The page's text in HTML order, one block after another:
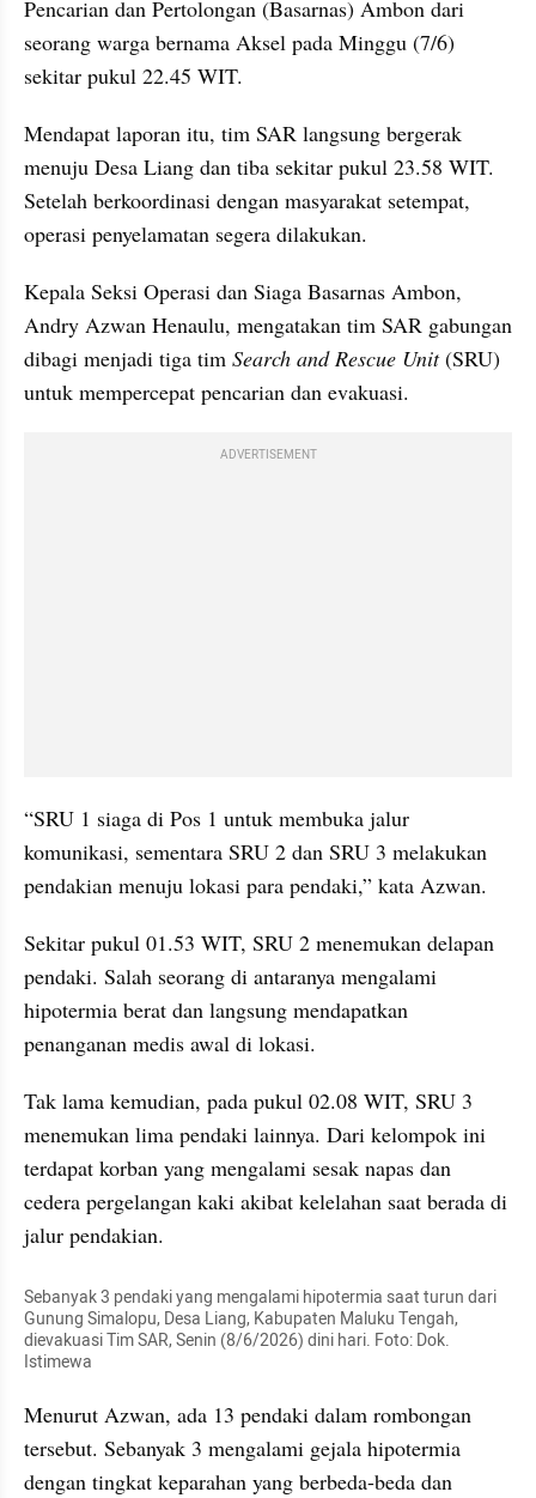
Pencarian dan Pertolongan (Basarnas) Ambon dari
seorang warga bernama Aksel pada Minggu (7/6)
sekitar pukul 22.45 WIT.
Mendapat laporan itu, tim SAR langsung bergerak
menuju Desa Liang dan tiba sekitar pukul 23.58 WIT.
Setelah berkoordinasi dengan masyarakat setempat,
operasi penyelamatan segera dilakukan.
Kepala Seksi Operasi dan Siaga Basarnas Ambon,
Andry Azwan Henaulu, mengatakan tim SAR gabungan
dibagi menjadi tiga tim Search and Rescue Unit (SRU)
untuk mempercepat pencarian dan evakuasi.
ADVERTISEMENT
“SRU 1 siaga di Pos 1 untuk membuka jalur
komunikasi, sementara SRU 2 dan SRU 3 melakukan
pendakian menuju lokasi para pendaki,” kata Azwan.
Sekitar pukul 01.53 WIT, SRU 2 menemukan delapan
pendaki. Salah seorang di antaranya mengalami
hipotermia berat dan langsung mendapatkan
penanganan medis awal di lokasi.
Tak lama kemudian, pada pukul 02.08 WIT, SRU 3
menemukan lima pendaki lainnya. Dari kelompok ini
terdapat korban yang mengalami sesak napas dan
cedera pergelangan kaki akibat kelelahan saat berada di
jalur pendakian.
Sebanyak 3 pendaki yang mengalami hipotermia saat turun dari
Gunung Simalopu, Desa Liang, Kabupaten Maluku Tengah,
dievakuasi Tim SAR, Senin (8/6/2026) dini hari. Foto: Dok.
Istimewa
Menurut Azwan, ada 13 pendaki dalam rombongan
tersebut. Sebanyak 3 mengalami gejala hipotermia
dengan tingkat keparahan yang berbeda-beda dan